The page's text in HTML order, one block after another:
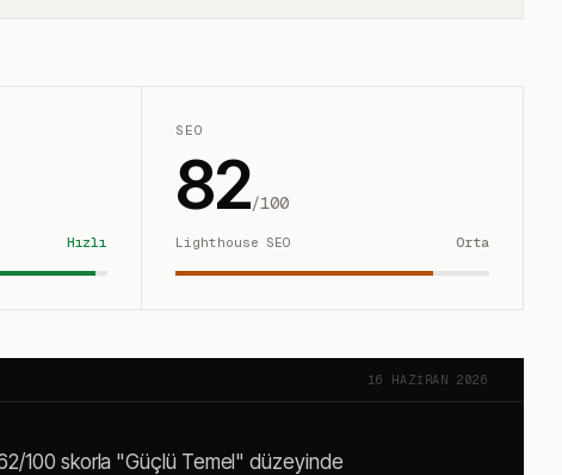
Hızlı
SEO
82/100
Lighthouse SEO Orta
16 HAZIRAN 2026
100 skorla "Güçlü Temel" düzeyinde